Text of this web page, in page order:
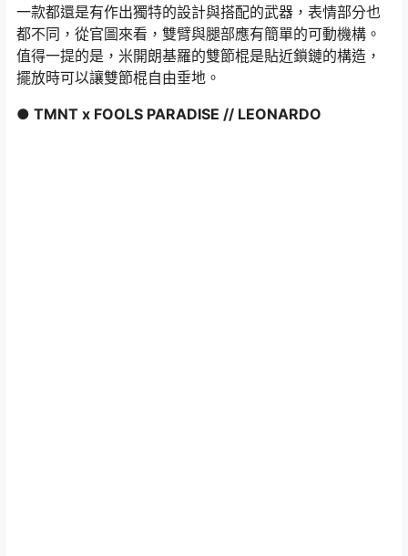
一款都還是有作出獨特的設計與搭配的武器，表情部分也
都不同，從官圖來看，雙臂與腿部應有簡單的可動機構。
值得一提的是，米開朗基羅的雙節棍是貼近鎖鏈的構造，
擺放時可以讓雙節棍自由垂地。
● TMNT x FOOLS PARADISE // LEONARDO